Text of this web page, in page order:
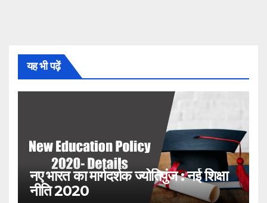
यह भी पढ़ें
नए भारत का मार्गदर्शक ज्योतिपुंज : नई शिक्षा
नीति 2020